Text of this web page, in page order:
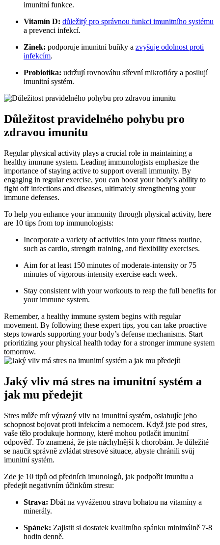
imunitní funkce.
Vitamín D: důležitý pro správnou funkci imunitního systému
a prevenci infekcí.
Zinek: podporuje imunitní buňky a zvyšuje odolnost proti
infekcím.
Probiotika: udržují rovnováhu střevní mikroflóry a posilují
imunitní systém.
Důležitost pravidelného pohybu pro
zdravou imunitu
Regular physical activity plays a crucial role in maintaining a
healthy immune system. Leading immunologists emphasize the
importance of staying active to support overall immunity. By
engaging in regular exercise, you can boost your body’s ability to
fight off infections and diseases, ultimately strengthening your
immune defenses.
To help you enhance your immunity through physical activity, here
are 10 tips from top immunologists:
Incorporate a variety of activities into your fitness routine,
such as cardio, strength training, and flexibility exercises.
Aim for at least 150 minutes of moderate-intensity or 75
minutes of vigorous-intensity exercise each week.
Stay consistent with your workouts to reap the full benefits for
your immune system.
Remember, a healthy immune system begins with regular
movement. By following these expert tips, you can take proactive
steps towards supporting your body’s defense mechanisms. Start
prioritizing your physical health today for a stronger immune system
tomorrow.
Jaký vliv má stres na imunitní systém a
jak mu předejít
Stres může mít výrazný vliv na imunitní systém, oslabujíc jeho
schopnost bojovat proti infekcím a nemocem. Když jste pod stres,
vaše tělo produkuje hormony, které mohou potlačit imunitní
odpověď. To znamená, že jste náchylnější k chorobám. Je důležité
se naučit správně zvládat stresové situace, abyste chránili svůj
imunitní systém.
Zde je 10 tipů od předních imunologů, jak podpořit imunitu a
předejít negativním účinkům stresu:
Strava: Dbát na vyváženou stravu bohatou na vitamíny a
minerály.
Spánek: Zajistit si dostatek kvalitního spánku minimálně 7-8
hodin denně.